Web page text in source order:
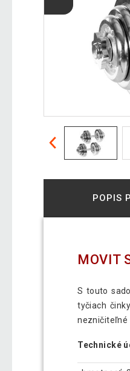
POPIS
MOVIT
S touto
tyčiach
nezničiteľné
Technické